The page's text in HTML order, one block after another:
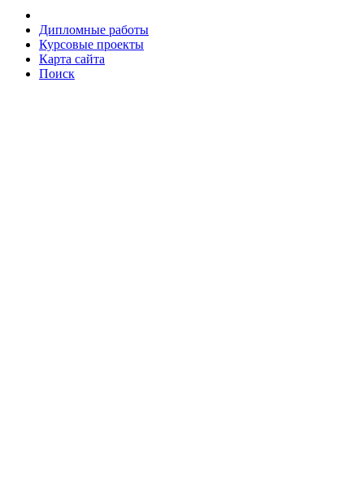
Дипломные работы
Курсовые проекты
Карта сайта
Поиск